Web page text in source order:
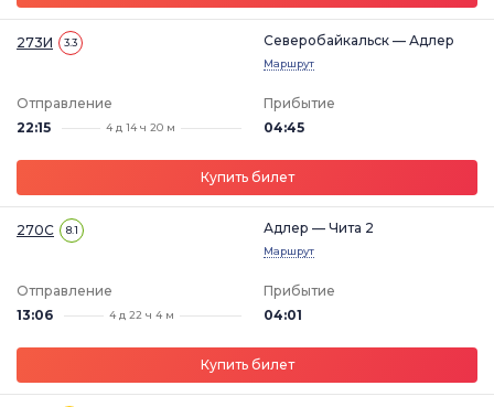
273И 3.3 Северобайкальск — Адлер
Маршрут
Отправление
22:15
4 д 14 ч 20 м
Прибытие
04:45
Купить билет
270С 8.1 Адлер — Чита 2
Маршрут
Отправление
13:06
4 д 22 ч 4 м
Прибытие
04:01
Купить билет